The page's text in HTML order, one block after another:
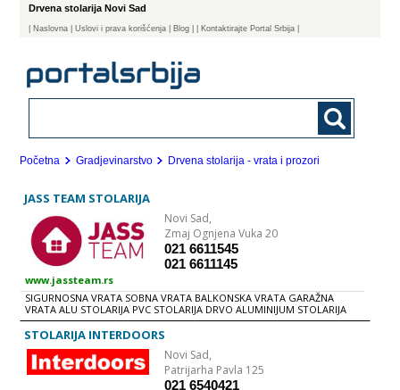
Drvena stolarija Novi Sad
Naslovna | Uslovi i prava korišćenja Blog | Kontaktirajte Portal Srbija |
Početna Gradjevinarstvo Drvena stolarija - vrata i prozori
JASS TEAM STOLARIJA
Novi Sad,
Zmaj Ognjena Vuka 20
021 6611545
021 6611145
www.jassteam.rs
SIGURNOSNA VRATA SOBNA VRATA BALKONSKA VRATA GARAŽNA
VRATA ALU STOLARIJA PVC STOLARIJA DRVO ALUMINIJUM STOLARIJA
STOLARIJA INTERDOORS
Novi Sad,
Patrijarha Pavla 125
021 6540421